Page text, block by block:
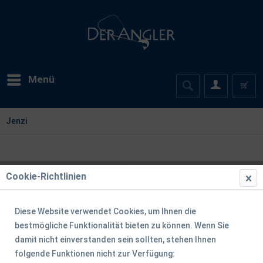
Menü
Jenzi
Cookie-Richtlinien
Diese Website verwendet Cookies, um Ihnen die
bestmögliche Funktionalität bieten zu können. Wenn Sie
damit nicht einverstanden sein sollten, stehen Ihnen
folgende Funktionen nicht zur Verfügung: